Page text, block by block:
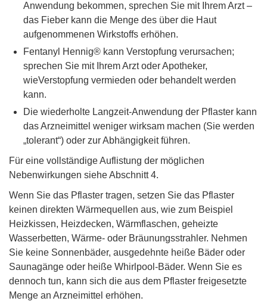
Anwendung bekommen, sprechen Sie mit Ihrem Arzt –
das Fieber kann die Menge des über die Haut
aufgenommenen Wirkstoffs erhöhen.
Fentanyl Hennig® kann Verstopfung verursachen;
sprechen Sie mit Ihrem Arzt oder Apotheker,
wieVerstopfung vermieden oder behandelt werden
kann.
Die wiederholte Langzeit-Anwendung der Pflaster kann
das Arzneimittel weniger wirksam machen (Sie werden
„tolerant“) oder zur Abhängigkeit führen.
Für eine vollständige Auflistung der möglichen
Nebenwirkungen siehe Abschnitt 4.
Wenn Sie das Pflaster tragen, setzen Sie das Pflaster
keinen direkten Wärmequellen aus, wie zum Beispiel
Heizkissen, Heizdecken, Wärmflaschen, geheizte
Wasserbetten, Wärme- oder Bräunungsstrahler. Nehmen
Sie keine Sonnenbäder, ausgedehnte heiße Bäder oder
Saunagänge oder heiße Whirlpool-Bäder. Wenn Sie es
dennoch tun, kann sich die aus dem Pflaster freigesetzte
Menge an Arzneimittel erhöhen.